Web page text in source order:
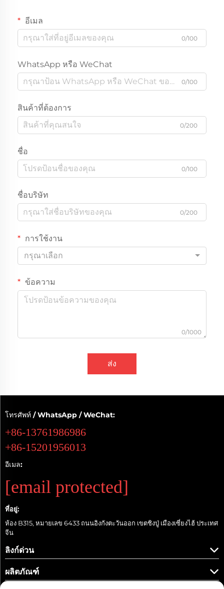
อีเมล
0/100
WhatsApp หรือ WeChat
0/100
สินค้าที่ต้องการ
0/200
ชื่อ
0/100
ชื่อบริษัท
0/200
การใช้งาน
กรุณาเลือก
ข้อความ
0/1000
ส่ง
โทรศัพท์ / WhatsApp / WeChat:
+86-13761986986
+86-15201956013
อีเมล:
[email protected]
ที่อยู่:
ห้อง B315, หมายเลข 6433 ถนนอิงกังตะวันออก เขตชิงปู่ เมืองเซี่ยงไฮ้ ประเทศ
จีน
ลิงก์ด่วน
ผลิตภัณฑ์